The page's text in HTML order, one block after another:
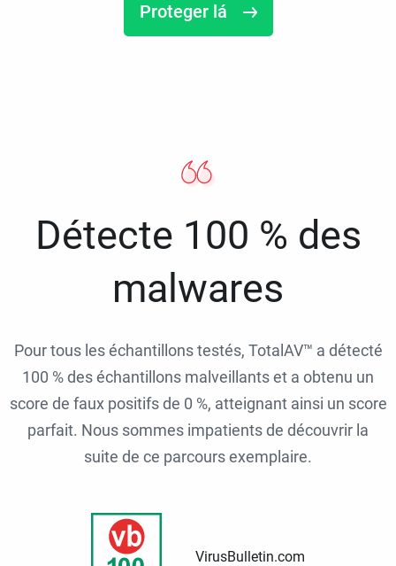
Proteger lá
Détecte 100 % des
malwares
Pour tous les échantillons testés, TotalAV™ a détecté
100 % des échantillons malveillants et a obtenu un
score de faux positifs de 0 %, atteignant ainsi un score
parfait. Nous sommes impatients de découvrir la
suite de ce parcours exemplaire.
VirusBulletin.com